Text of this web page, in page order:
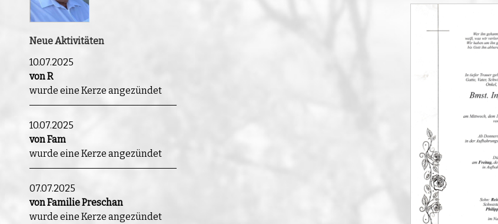
Neue Aktivitäten
10.07.2025
von R
wurde eine Kerze angezündet
10.07.2025
von Fam
wurde eine Kerze angezündet
07.07.2025
von Familie Preschan
wurde eine Kerze angezündet